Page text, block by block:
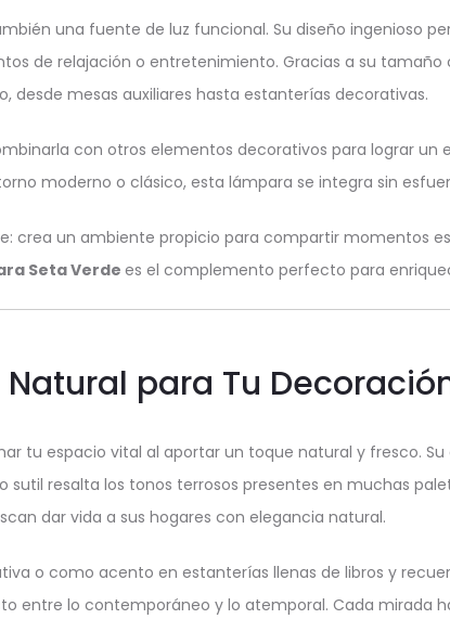
una fuente de luz funcional. Su diseño ingenioso
de relajación o entretenimiento. Gracias a su
desde mesas auxiliares hasta estanterías decorativas.
con otros elementos decorativos para lograr un
moderno o clásico, esta lámpara se integra sin
crea un ambiente propicio para compartir momentos
Seta Verdees el complemento perfecto para
Natural para Tu
tu espacio vital al aportar un toque natural y fresco.
resalta los tonos terrosos presentes en muchas
dar vida a sus hogares con elegancia natural.
o como acento en estanterías llenas de libros y
entre lo contemporáneo y lo atemporal. Cada mirada